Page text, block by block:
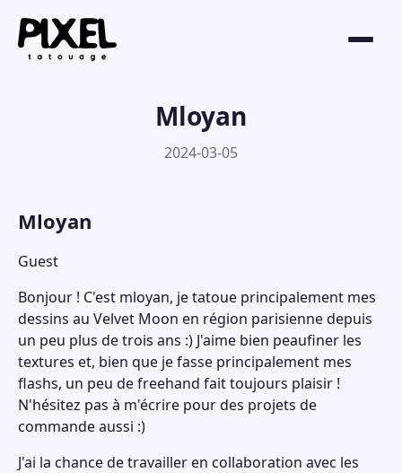
Mloyan
2024-03-05
Mloyan
Guest
Bonjour ! C'est mloyan, je tatoue principalement mes
dessins au Velvet Moon en région parisienne depuis
un peu plus de trois ans :) J'aime bien peaufiner les
textures et, bien que je fasse principalement mes
flashs, un peu de freehand fait toujours plaisir !
N'hésitez pas à m'écrire pour des projets de
commande aussi :)
J'ai la chance de travailler en collaboration avec les